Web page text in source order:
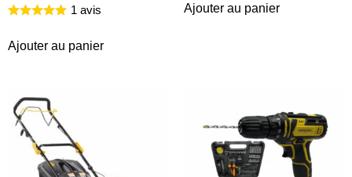
1 avis
Ajouter au panier
Ajouter au panier